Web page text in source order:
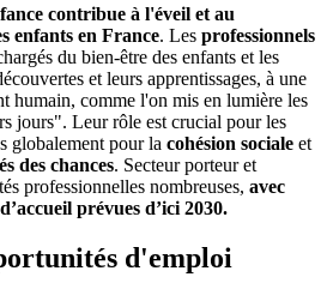
contribue à l'éveil et au
enfants en France. Les professionnels
du bien-être des enfants et les
et leurs apprentissages, à une
humain, comme l'on mis en lumière les
jours". Leur rôle est crucial pour les
globalement pour la cohésion sociale et
des chances. Secteur porteur et
professionnelles nombreuses, avec
prévues d’ici 2030.
d'emploi